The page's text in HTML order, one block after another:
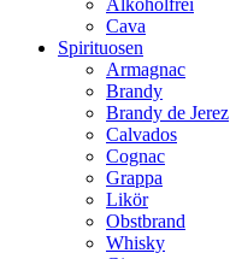
Alkoholfrei
Cava
Spirituosen
Armagnac
Brandy
Brandy de Jerez
Calvados
Cognac
Grappa
Likör
Obstbrand
Whisky